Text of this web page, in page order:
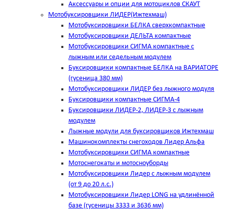
Аксессуары и опции для мотоциклов СКАУТ
Мотобуксировщики ЛИДЕР(Ижтехмаш)
Мотобуксировщики БЕЛКА сверхкомпактные
Мотобуксировщики ДЕЛЬТА компактные
Мотобуксировщики СИГМА компактные с
лыжным или седельным модулем
Буксировщики компактные БЕЛКА на ВАРИАТОРЕ
(гусеница 380 мм)
Мотобуксировщики ЛИДЕР без лыжного модуля
Буксировщики компактные СИГМА-4
Буксировщики ЛИДЕР-2, ЛИДЕР-3 c лыжным
модулем
Лыжные модули для буксировщиков Ижтехмаш
Машинокомплекты снегоходов Лидер Альфа
Мотобуксировщики СИГМА компактные
Мотоснегокаты и мотосноуборды
Мотобуксировщики Лидер с лыжным модулем
(от 9 до 20 л.с.)
Мотобуксировщики Лидер LONG на удлинённой
базе (гусеницы 3333 и 3636 мм)